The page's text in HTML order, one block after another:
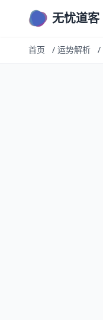
无忧道客
首页 / 运势解析 /